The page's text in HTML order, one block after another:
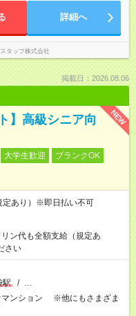
詳細へ
タッフ株式会社
掲載日：2026.08.06
NEW
】高級シニア向
大学生歓迎
ブランクOK
あり）※即日払い不可
ン代も全額支給（規定あ
さい
駅 / …
マンション ※他にもさまざま